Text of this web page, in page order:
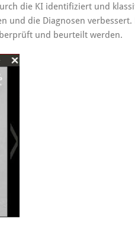
die KI identifiziert und
und die Diagnosen verbessert.
und beurteilt werden.